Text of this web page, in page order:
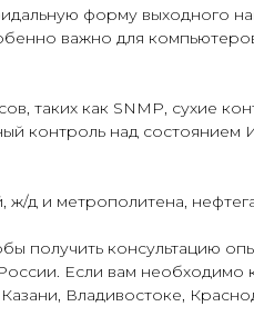
форму выходного
важно для
как SNMP, сухие
контроль над
и метрополитена,
консультацию
Если вам необходимо
Владивостоке,